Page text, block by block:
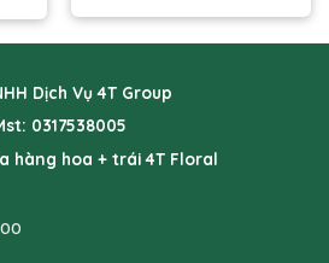
Dịch Vụ 4T Group
0317538005
hàng hoa + trái 4T Floral